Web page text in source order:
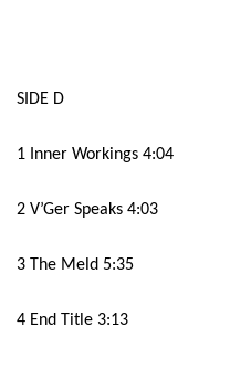
SIDE D
1 Inner Workings 4:04
2 V’Ger Speaks 4:03
3 The Meld 5:35
4 End Title 3:13